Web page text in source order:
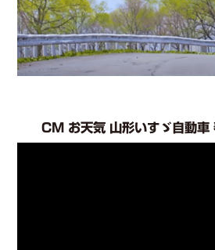
CM お天気 山形いすゞ自動